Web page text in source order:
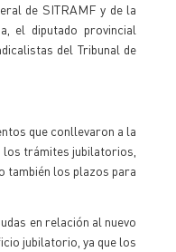
de SITRAMF y de la
el diputado provincial
del Tribunal de
que conllevaron a la
los trámites jubilatorios,
también los plazos para
en relación al nuevo
jubilatorio, ya que los